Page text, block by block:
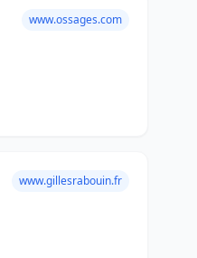
www.ossages.com
www.gillesrabouin.fr